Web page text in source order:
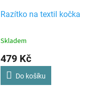
Razítko na textil kočka
Skladem
479 Kč
Do košíku